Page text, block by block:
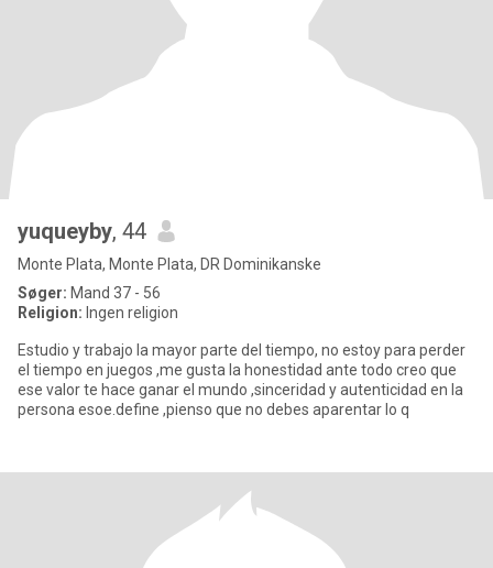
yuqueyby, 44
Monte Plata, Monte Plata, DR Dominikanske
Søger: Mand 37 - 56
Religion: Ingen religion
Estudio y trabajo la mayor parte del tiempo, no estoy para perder
el tiempo en juegos ,me gusta la honestidad ante todo creo que
ese valor te hace ganar el mundo ,sinceridad y autenticidad en la
persona esoe.define ,pienso que no debes aparentar lo q